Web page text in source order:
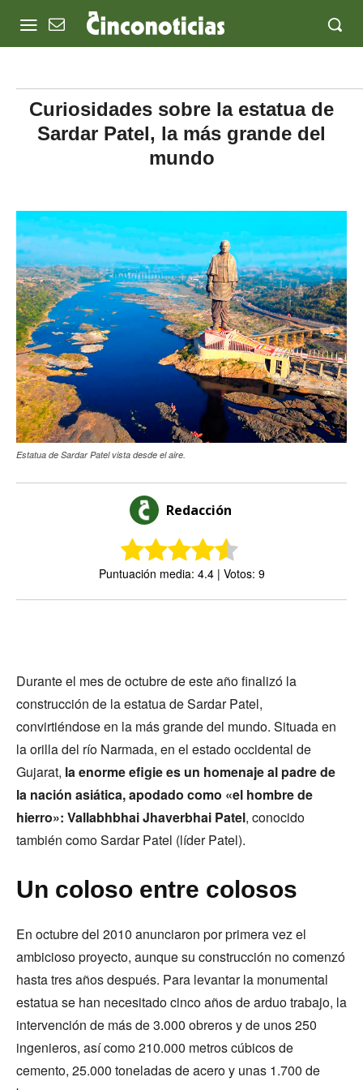
Curiosidades sobre la estatua de
Sardar Patel, la más grande del
mundo
Estatua de Sardar Patel vista desde el aire.
Redacción
Puntuación media: 4.4 | Votos: 9
Durante el mes de octubre de este año finalizó la
construcción de la estatua de Sardar Patel,
convirtiéndose en la más grande del mundo. Situada en
la orilla del río Narmada, en el estado occidental de
Gujarat, la enorme efigie es un homenaje al padre de
la nación asiática, apodado como «el hombre de
hierro»: Vallabhbhai Jhaverbhai Patel, conocido
también como Sardar Patel (líder Patel).
Un coloso entre colosos
En octubre del 2010 anunciaron por primera vez el
ambicioso proyecto, aunque su construcción no comenzó
hasta tres años después. Para levantar la monumental
estatua se han necesitado cinco años de arduo trabajo, la
intervención de más de 3.000 obreros y de unos 250
ingenieros, así como 210.000 metros cúbicos de
cemento, 25.000 toneladas de acero y unas 1.700 de